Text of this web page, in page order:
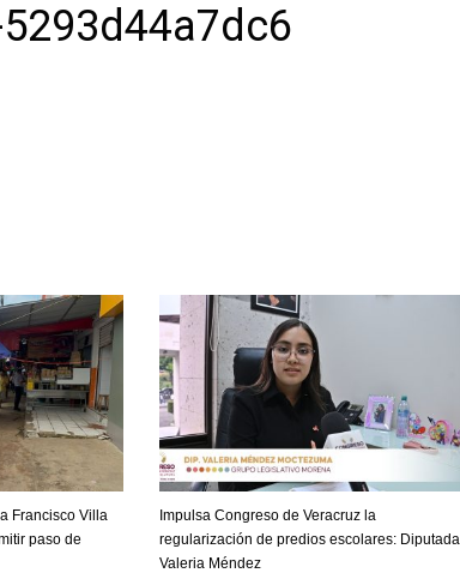
Francisco Villa
paso de
Impulsa Congreso de Veracruz la
regularización de predios escolares: Diputada
Valeria Méndez